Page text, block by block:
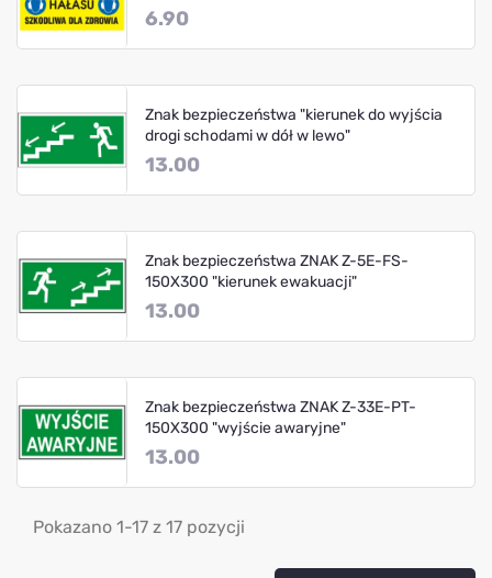
6.90
Znak bezpieczeństwa "kierunek do wyjścia
drogi schodami w dół w lewo"
13.00
Znak bezpieczeństwa ZNAK Z-5E-FS-
150X300 "kierunek ewakuacji"
13.00
Znak bezpieczeństwa ZNAK Z-33E-PT-
150X300 "wyjście awaryjne"
13.00
Pokazano 1-17 z 17 pozycji